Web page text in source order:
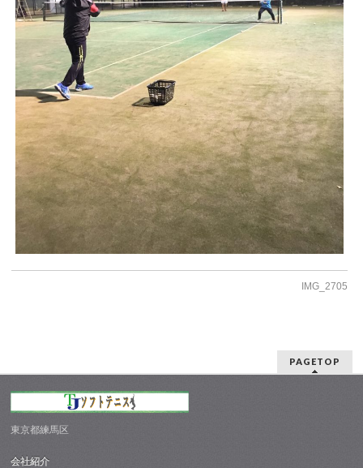
IMG_2705
PAGETOP
東京都練馬区
会社紹介